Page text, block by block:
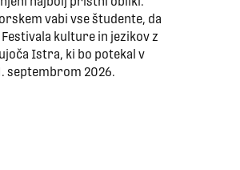
vabi vse študente, da
Festivala kulture in jezikov z
Istra, ki bo potekal v
septembrom 2026.